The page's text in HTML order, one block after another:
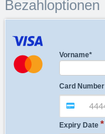
Bezahloptionen
Vorname*
Card Number
Expiry Date